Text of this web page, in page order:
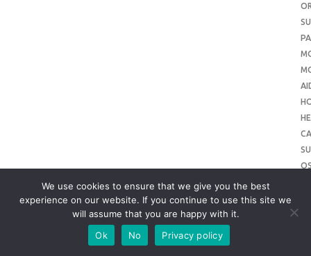
We use cookies to ensure that we give you the best
experience on our website. If you continue to use this site we
will assume that you are happy with it.
Ok
No Privacy policy